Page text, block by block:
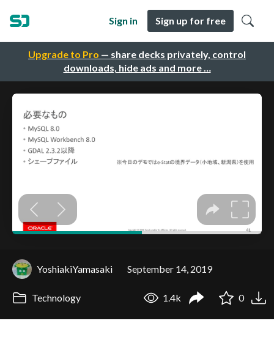
Upgrade to Pro — share decks privately, control
downloads, hide ads and more …
Sign in Sign up for free
YoshiakiYamasaki September 14, 2019
Technology 1.4k 0